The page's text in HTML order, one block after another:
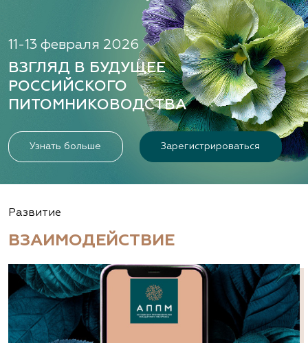
11-13 февраля 2026
ВЗГЛЯД В БУДУЩЕЕ
РОССИЙСКОГО
ПИТОМНИКОВОДСТВА
Узнать больше Зарегистрироваться
Развитие
ВЗАИМОДЕЙСТВИЕ